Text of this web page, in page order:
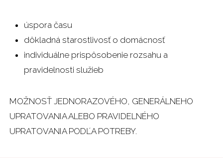
úspora času
dôkladná starostlivosť o domácnosť
individuálne prispôsobenie rozsahu a
pravidelnosti služieb
MOŽNOSŤ JEDNORAZOVÉHO, GENERÁLNEHO
UPRATOVANIA ALEBO PRAVIDELNÉHO
UPRATOVANIA PODĽA POTREBY.